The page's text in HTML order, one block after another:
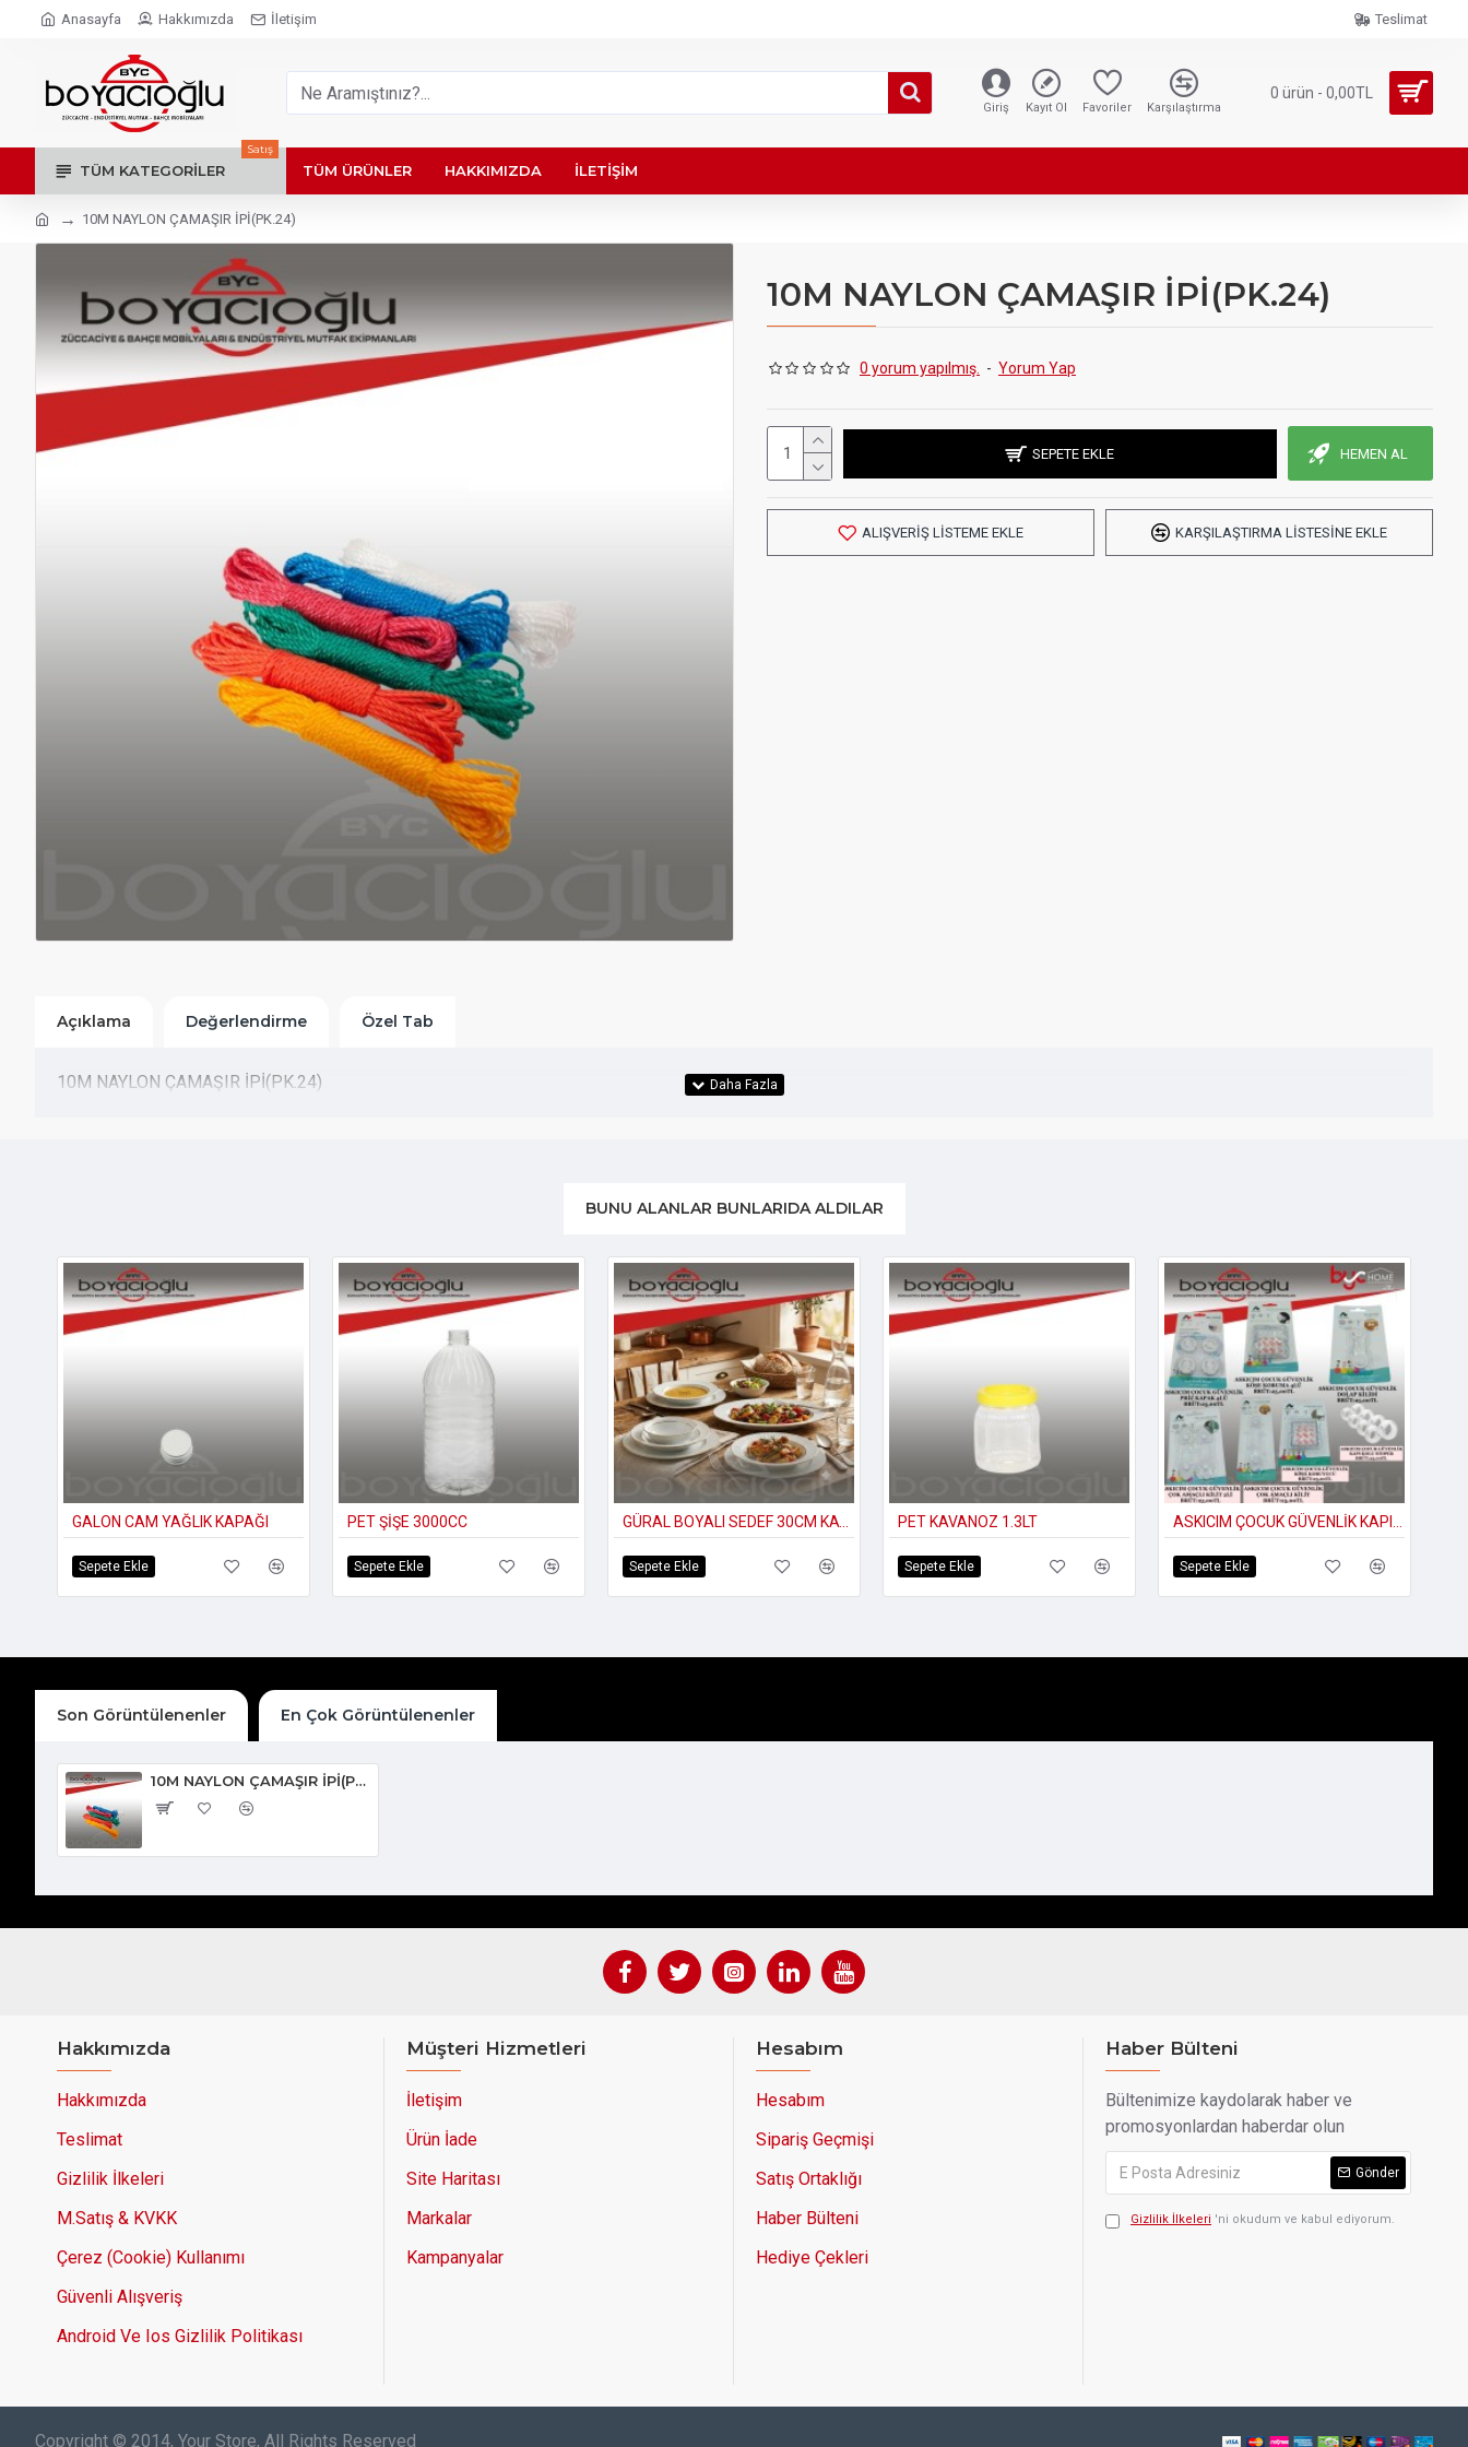
Anasayfa Hakkımızda İletişim Teslimat
Giriş Kayıt Ol Favoriler Karşılaştırma
0 ürün - 0,00TL
TÜM KATEGORILER
Satış
TÜM ÜRÜNLER HAKKIMIZDA İLETIŞIM
10M NAYLON ÇAMAŞIR İPİ(PK.24)
10M NAYLON ÇAMAŞIR İPİ(PK.24)
0 yorum yapılmış. - Yorum Yap
SEPETE EKLE HEMEN AL
ALIŞVERIŞ LISTEME EKLE KARŞILAŞTIRMA LISTESINE EKLE
Açıklama Değerlendirme Özel Tab
10M NAYLON ÇAMAŞIR İPİ(PK.24)
BUNU ALANLAR BUNLARIDA ALDILAR
GALON CAM YAĞLIK KAPAĞI
Sepete Ekle
PET ŞİŞE 3000CC
Sepete Ekle
GÜRAL BOYALI SEDEF 30CM KAYIK İKİ FİLE
Sepete Ekle
PET KAVANOZ 1.3LT
Sepete Ekle
ASKICIM ÇOCUK GÜVENLİK KAPI KOLU STOPER
Sepete Ekle
Son Görüntülenenler En Çok Görüntülenenler
10M NAYLON ÇAMAŞIR İPİ(PK.24)
Hakkımızda
Hakkımızda
Teslimat
Gizlilik İlkeleri
M.Satış & KVKK
Çerez (Cookie) Kullanımı
Güvenli Alışveriş
Android Ve Ios Gizlilik Politikası
Müşteri Hizmetleri
İletişim
Ürün İade
Site Haritası
Markalar
Kampanyalar
Hesabım
Hesabım
Sipariş Geçmişi
Satış Ortaklığı
Haber Bülteni
Hediye Çekleri
Haber Bülteni
Bültenimize kaydolarak haber ve
promosyonlardan haberdar olun
Gönder
Gizlilik İlkeleri 'ni okudum ve kabul ediyorum.
Copyright © 2014, Your Store, All Rights Reserved